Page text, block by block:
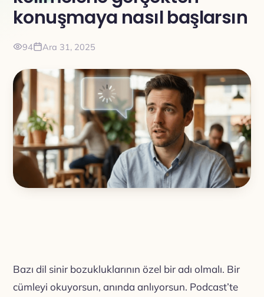
konuşmaya nasıl başlarsın
94 Ara 31, 2025
Bazı dil sinir bozukluklarının özel bir adı olmalı. Bir
cümleyi okuyorsun, anında anlıyorsun. Podcast’te